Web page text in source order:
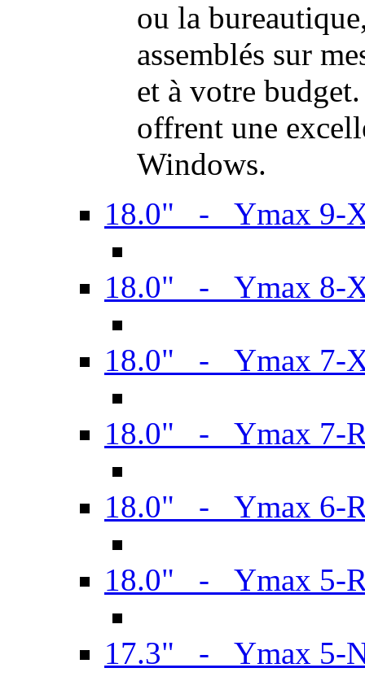
ou la
assemblés sur
et à votre
offrent une
Windows.
18.0" - Ymax 9-
18.0" - Ymax 8-
18.0" - Ymax 7-
18.0" - Ymax 7-
18.0" - Ymax 6-
18.0" - Ymax 5-
17.3" - Ymax 5-